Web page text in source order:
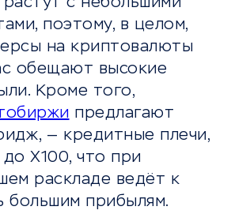
поэтому, в целом,
на криптовалюты
обещают высокие
Кроме того,
предлагают
— кредитные плечи,
Х100, что при
раскладе ведёт к
большим прибылям.